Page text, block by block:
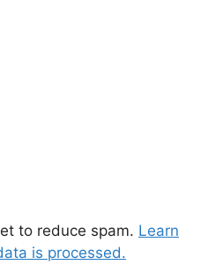
to reduce spam. Learn
is processed.